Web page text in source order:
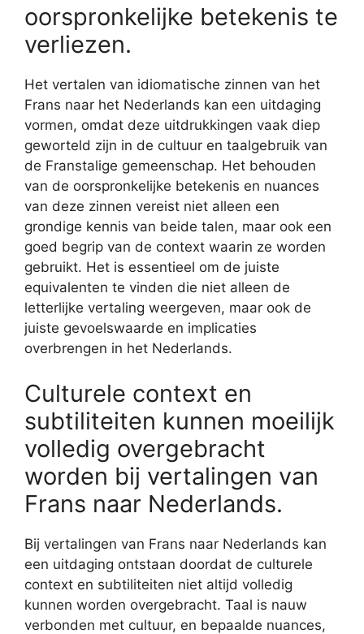
oorspronkelijke betekenis te
verliezen.
Het vertalen van idiomatische zinnen van het
Frans naar het Nederlands kan een uitdaging
vormen, omdat deze uitdrukkingen vaak diep
geworteld zijn in de cultuur en taalgebruik van
de Franstalige gemeenschap. Het behouden
van de oorspronkelijke betekenis en nuances
van deze zinnen vereist niet alleen een
grondige kennis van beide talen, maar ook een
goed begrip van de context waarin ze worden
gebruikt. Het is essentieel om de juiste
equivalenten te vinden die niet alleen de
letterlijke vertaling weergeven, maar ook de
juiste gevoelswaarde en implicaties
overbrengen in het Nederlands.
Culturele context en
subtiliteiten kunnen moeilijk
volledig overgebracht
worden bij vertalingen van
Frans naar Nederlands.
Bij vertalingen van Frans naar Nederlands kan
een uitdaging ontstaan doordat de culturele
context en subtiliteiten niet altijd volledig
kunnen worden overgebracht. Taal is nauw
verbonden met cultuur, en bepaalde nuances,